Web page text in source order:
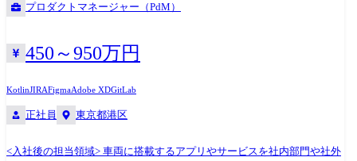
やテクノロジーを活用したクリエイティブの自動化・省力化の企画と推
ワークやツールに落とし込む ●「仕組み」の浸透と行動変容の促進 └開
発・導入したクリエイティブツールや業務フローの社内ドキュメンテー
継続的な改善活動 取り扱うツール・技術領域 ※特定のツールや言語に固
ることを期待しています。 ●UI/UXデザイン・プロトタイピング └Figma,
プロダクトマネージャー（PdM）
450～950万円
KotlinJIRAFigmaAdobe XDGitLab
正社員 東京都港区
<入社後の担当領域> 車両に搭載するアプリやサービスを社内部門や社外